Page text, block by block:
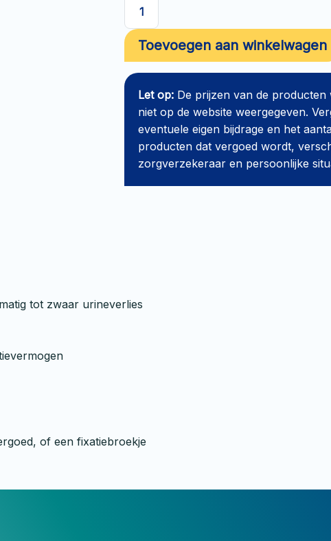
TENA
PROskin
Comfort
Extra
aantal
Toevoegen aan winkelwagen
Let op: De prijzen van de producten
niet op de website weergegeven.
eventuele eigen bijdrage en het
producten dat vergoed wordt,
zorgverzekeraar en persoonlijke
tot zwaar urineverlies
of een fixatiebroekje